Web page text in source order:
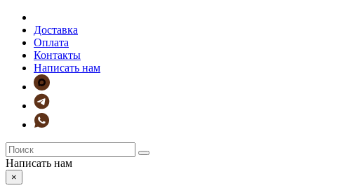
Доставка
Оплата
Контакты
Написать нам
Написать нам
×